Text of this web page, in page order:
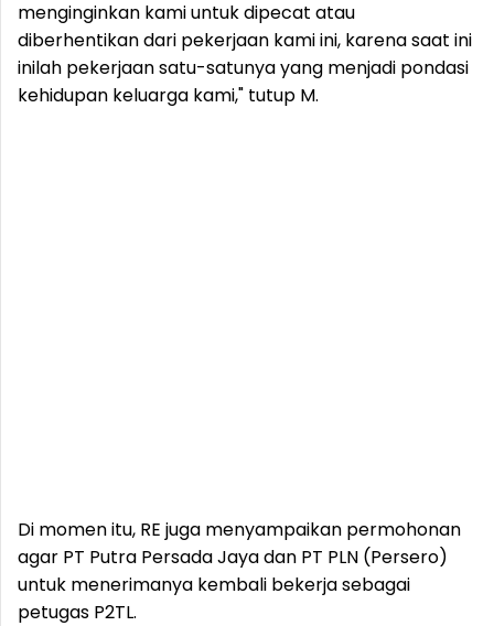
menginginkan kami untuk dipecat atau
diberhentikan dari pekerjaan kami ini, karena saat ini
inilah pekerjaan satu-satunya yang menjadi pondasi
kehidupan keluarga kami," tutup M.
Di momen itu, RE juga menyampaikan permohonan
agar PT Putra Persada Jaya dan PT PLN (Persero)
untuk menerimanya kembali bekerja sebagai
petugas P2TL.